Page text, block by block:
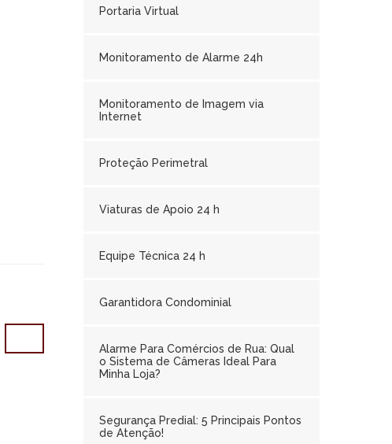
Portaria Virtual
Monitoramento de Alarme 24h
Monitoramento de Imagem via
Internet
Proteção Perimetral
Viaturas de Apoio 24 h
Equipe Técnica 24 h
Garantidora Condominial
Alarme Para Comércios de Rua: Qual
o Sistema de Câmeras Ideal Para
Minha Loja?
Segurança Predial: 5 Principais Pontos
de Atenção!